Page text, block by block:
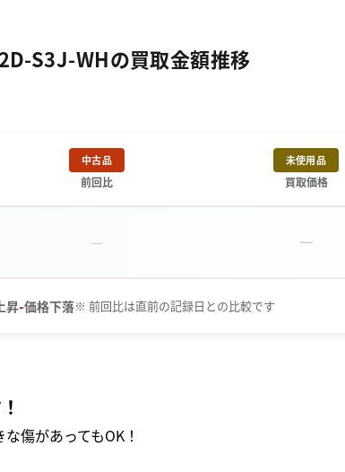
S3J-WHの買取金額推移
中古品
前回比
未使用品
買取価格
－ －
昇-価格下落※ 前回比は直前の記録日との比較です
傷があってもOK！